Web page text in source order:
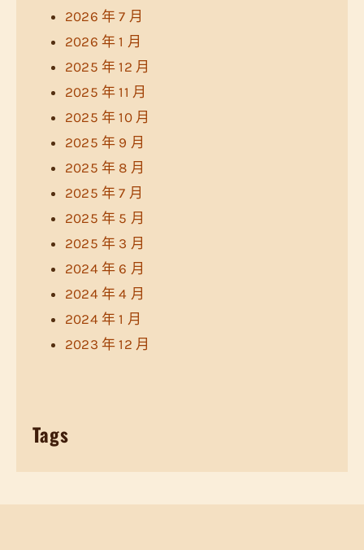
2026 年 7 月
2026 年 1 月
2025 年 12 月
2025 年 11 月
2025 年 10 月
2025 年 9 月
2025 年 8 月
2025 年 7 月
2025 年 5 月
2025 年 3 月
2024 年 6 月
2024 年 4 月
2024 年 1 月
2023 年 12 月
Tags